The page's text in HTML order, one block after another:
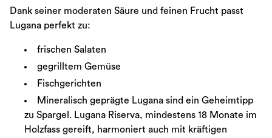
Dank seiner moderaten Säure und feinen Frucht passt
Lugana perfekt zu:
frischen Salaten
gegrilltem Gemüse
Fischgerichten
Mineralisch geprägte Lugana sind ein Geheimtipp
zu Spargel. Lugana Riserva, mindestens 18 Monate im
Holzfass gereift, harmoniert auch mit kräftigen